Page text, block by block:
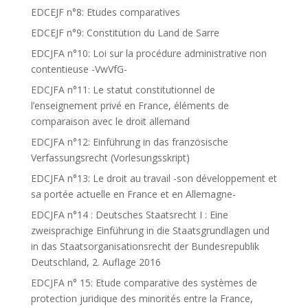
EDCEJF n°8: Etudes comparatives
EDCEJF n°9: Constitution du Land de Sarre
EDCJFA n°10: Loi sur la procédure administrative non
contentieuse -VwVfG-
EDCJFA n°11: Le statut constitutionnel de
l’enseignement privé en France, éléments de
comparaison avec le droit allemand
EDCJFA n°12: Einführung in das französische
Verfassungsrecht (Vorlesungsskript)
EDCJFA n°13: Le droit au travail -son développement et
sa portée actuelle en France et en Allemagne-
EDCJFA n°14 : Deutsches Staatsrecht I : Eine
zweisprachige Einführung in die Staatsgrundlagen und
in das Staatsorganisationsrecht der Bundesrepublik
Deutschland, 2. Auflage 2016
EDCJFA n° 15: Etude comparative des systèmes de
protection juridique des minorités entre la France,